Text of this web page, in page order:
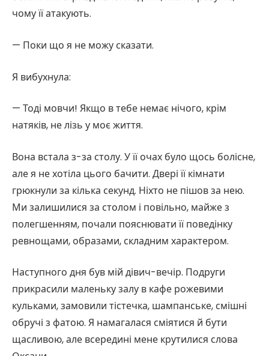
чому її атакують.
— Поки що я не можу сказати.
Я вибухнула:
— Тоді мовчи! Якщо в тебе немає нічого, крім
натяків, не лізь у моє життя.
Вона встала з-за столу. У її очах було щось болісне,
але я не хотіла цього бачити. Двері її кімнати
грюкнули за кілька секунд. Ніхто не пішов за нею.
Ми залишилися за столом і повільно, майже з
полегшенням, почали пояснювати її поведінку
ревнощами, образами, складним характером.
Наступного дня був мій дівич-вечір. Подруги
прикрасили маленьку залу в кафе рожевими
кульками, замовили тістечка, шампанське, смішні
обручі з фатою. Я намагалася сміятися й бути
щасливою, але всередині мене крутилися слова